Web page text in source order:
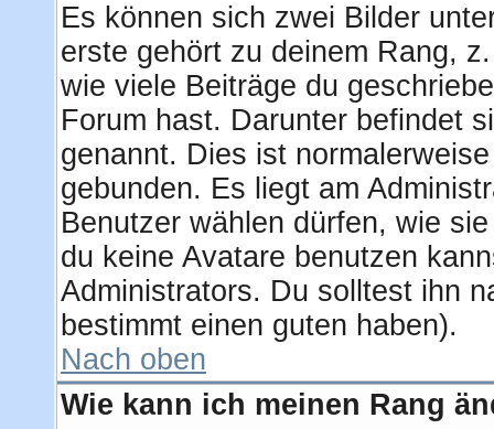
Es können sich zwei Bilder
erste gehört zu deinem Rang,
wie viele Beiträge du
Forum hast. Darunter befindet
genannt. Dies ist
gebunden. Es liegt am
Benutzer wählen dürfen, wie
du keine Avatare benutzen
Administrators. Du solltest ihn
bestimmt einen guten haben).
Nach oben
Wie kann ich meinen Rang